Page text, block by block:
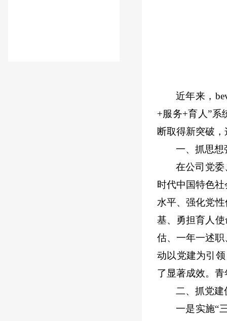
近年来，
+服务+育人”系
断取得新突破
一、抓思想
在公司党
时代中国特色
水平、强化党
基、勇担育人
估、一年一述
动以党建为引
了显著成效。
二、抓党建
一是实施“